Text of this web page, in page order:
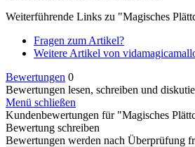
Weiterführende Links zu "Magisches
Fragen zum Artikel?
Weitere Artikel von
Bewertungen 0
Bewertungen lesen, schreiben und
Menü schließen
Kundenbewertungen für "Magisches
Bewertung schreiben
Bewertungen werden nach Überprüfung